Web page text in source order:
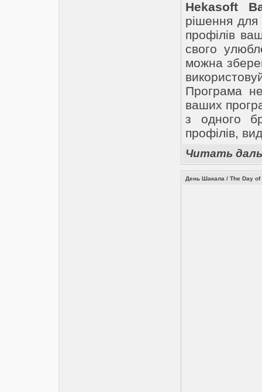
Hekasoft
рішення
профілів
свого
можна
Програма
ваших
з одного
профілів,
Читать
День Шакала / The Day of